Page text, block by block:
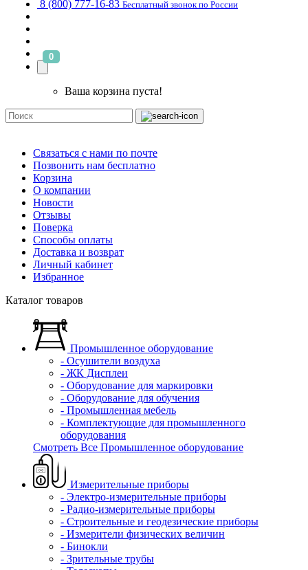
8 (800) 777-16-83 Бесплатный звонок по России
0
Ваша корзина пуста!
Связаться с нами по почте
Позвонить нам бесплатно
Корзина
О компании
Новости
Отзывы
Поверка
Способы оплаты
Доставка и возврат
Личный кабинет
Избранное
Каталог товаров
Промышленное оборудование
- Осушители воздуха
- ЖК Дисплеи
- Оборудование для маркировки
- Оборудование для обучения
- Промышленная мебель
- Комплектующие для промышленного
оборудования
Смотреть Все Промышленное оборудование
Измерительные приборы
- Электро-измерительные приборы
- Радио-измерительные приборы
- Строительные и геодезические приборы
- Измерители физических величин
- Бинокли
- Зрительные трубы